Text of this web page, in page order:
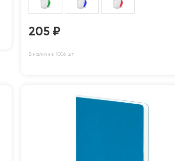
205 ₽
В наличии: 1006 шт